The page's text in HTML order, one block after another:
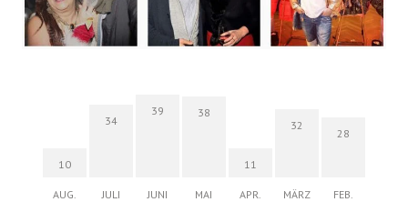
10
AUG.
34
JULI
39
JUNI
38
MAI
11
APR.
32
MÄRZ
28
FEB.